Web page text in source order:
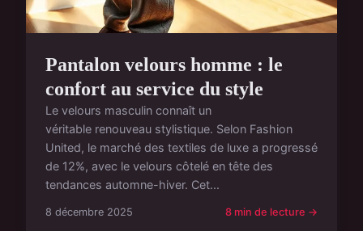
Pantalon velours homme : le
confort au service du style
Le velours masculin connaît un
véritable renouveau stylistique. Selon Fashion
United, le marché des textiles de luxe a progressé
de 12%, avec le velours côtelé en tête des
tendances automne-hiver. Cet...
8 décembre 2025 8 min de lecture →